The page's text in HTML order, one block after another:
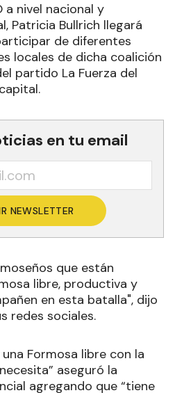
a nivel nacional y
Patricia Bullrich llegará
de diferentes
locales de dicha coalición
partido La Fuerza del
en tu email
NEWSLETTER
que están
libre, productiva y
en esta batalla", dijo
redes sociales.
Formosa libre con la
aseguró la
agregando que “tiene